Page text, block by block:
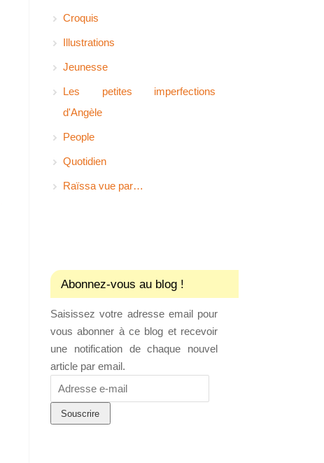
Croquis
Illustrations
Jeunesse
Les petites imperfections
d'Angèle
People
Quotidien
Raïssa vue par…
Abonnez-vous au blog !
Saisissez votre adresse email pour
vous abonner à ce blog et recevoir
une notification de chaque nouvel
article par email.
Adresse
e-
mail